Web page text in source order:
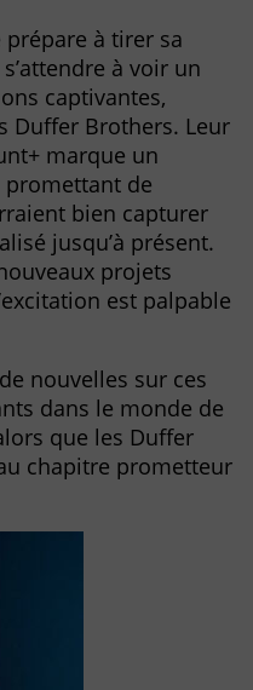
prépare à tirer sa
à voir un
captivantes,
Duffer Brothers. Leur
marque un
de
bien capturer
jusqu’à présent.
projets
est palpable
nouvelles sur ces
dans le monde de
que les Duffer
chapitre prometteur